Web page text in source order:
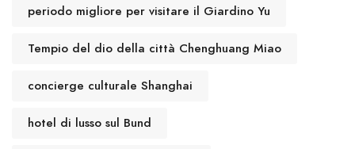
periodo migliore per visitare il Giardino Yu
Tempio del dio della città Chenghuang Miao
concierge culturale Shanghai
hotel di lusso sul Bund